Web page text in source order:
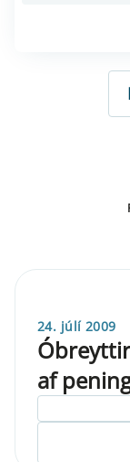
24. júlí 2009
af